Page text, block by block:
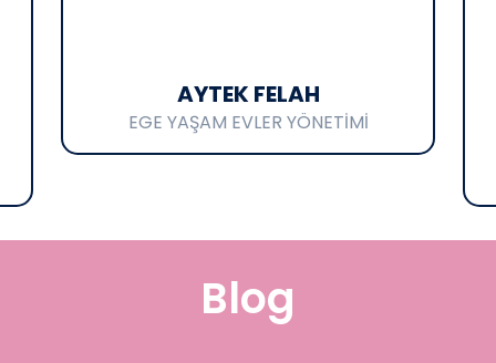
AYTEK FELAH
EGE YAŞAM EVLER YÖNETİMİ
Blog